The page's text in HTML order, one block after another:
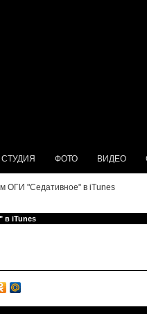
СТУДИЯ ФОТО ВИДЕО
ОГИ "Седативное" в iTunes
в iTunes